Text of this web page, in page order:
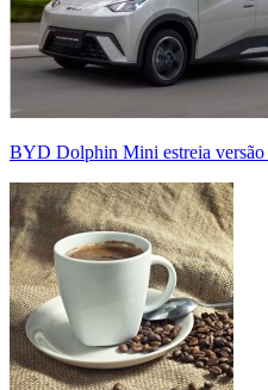
BYD Dolphin Mini estreia versão